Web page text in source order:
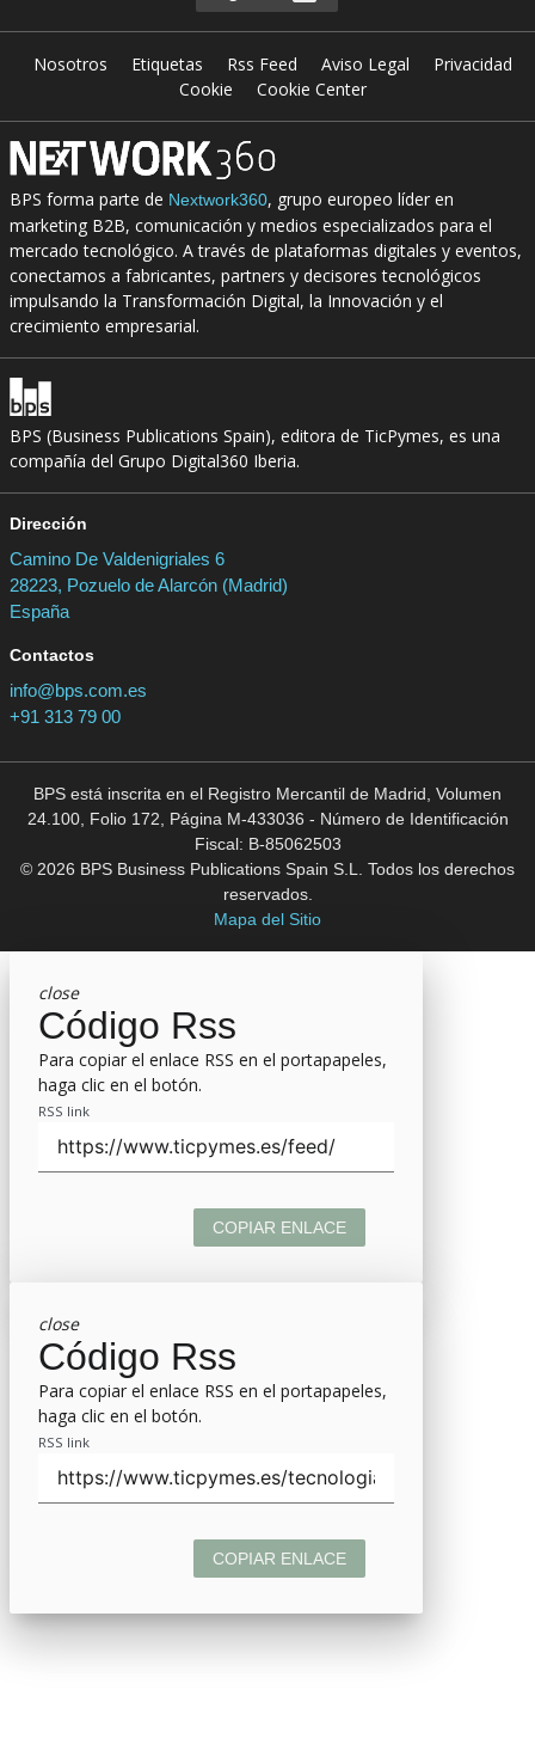
Nosotros Etiquetas Rss Feed Aviso Legal
Privacidad
Cookie
Cookie Center
BPS forma parte de Nextwork360, grupo europeo líder en
marketing B2B, comunicación y medios especializados para el
mercado tecnológico. A través de plataformas digitales y eventos,
conectamos a fabricantes, partners y decisores tecnológicos
impulsando la Transformación Digital, la Innovación y el
crecimiento empresarial.
BPS (Business Publications Spain), editora de TicPymes, es una
compañía del Grupo Digital360 Iberia.
Dirección
Camino De Valdenigriales 6
28223, Pozuelo de Alarcón (Madrid)
España
Contactos
info@bps.com.es
+91 313 79 00
BPS está inscrita en el Registro Mercantil de Madrid, Volumen
24.100, Folio 172, Página M-433036 - Número de Identificación
Fiscal: B-85062503
© 2026 BPS Business Publications Spain S.L. Todos los derechos
reservados.
Mapa del Sitio
close
Código Rss
Para copiar el enlace RSS en el portapapeles,
haga clic en el botón.
RSS link
COPIAR ENLACE
close
Código Rss
Para copiar el enlace RSS en el portapapeles,
haga clic en el botón.
RSS link
COPIAR ENLACE